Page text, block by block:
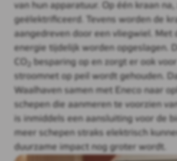
van hun apparatuur. Op één kraan na,
geëlektrificeerd. Tevens worden de
aangedreven door een vliegwiel. Met
energie tijdelijk worden opgeslagen.
besparing op en zorgt er ook voor
stroomnet op peil wordt gehouden.
Waalhaven samen met Eneco naar
schepen die aanmeren te voorzien
is inmiddels een aansluiting voor de
meer schepen straks elektrisch
duurzame impact nog groter wordt.